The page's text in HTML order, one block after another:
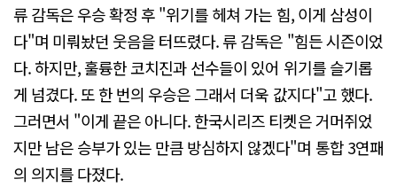
류 감독은 우승 확정 후 "위기를 헤쳐 가는 힘, 이게 삼성이
다"며 미뤄놨던 웃음을 터뜨렸다. 류 감독은 "힘든 시즌이었
다. 하지만, 훌륭한 코치진과 선수들이 있어 위기를 슬기롭
게 넘겼다. 또 한 번의 우승은 그래서 더욱 값지다"고 했다.
그러면서 "이게 끝은 아니다. 한국시리즈 티켓은 거머쥐었
지만 남은 승부가 있는 만큼 방심하지 않겠다"며 통합 3연패
의 의지를 다졌다.